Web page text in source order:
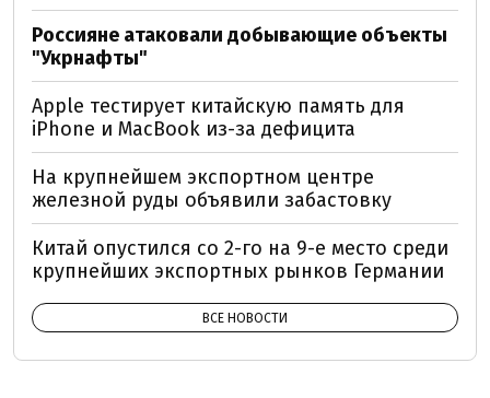
Россияне атаковали добывающие объекты
"Укрнафты"
Apple тестирует китайскую память для
iPhone и MacBook из-за дефицита
На крупнейшем экспортном центре
железной руды объявили забастовку
Китай опустился со 2-го на 9-е место среди
крупнейших экспортных рынков Германии
ВСЕ НОВОСТИ